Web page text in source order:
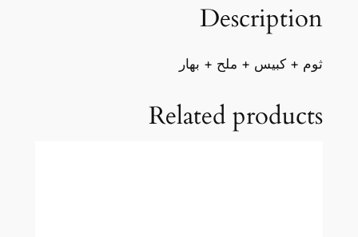
n
i
Description
ثوم + كبيس + ملح + بهار
Related products